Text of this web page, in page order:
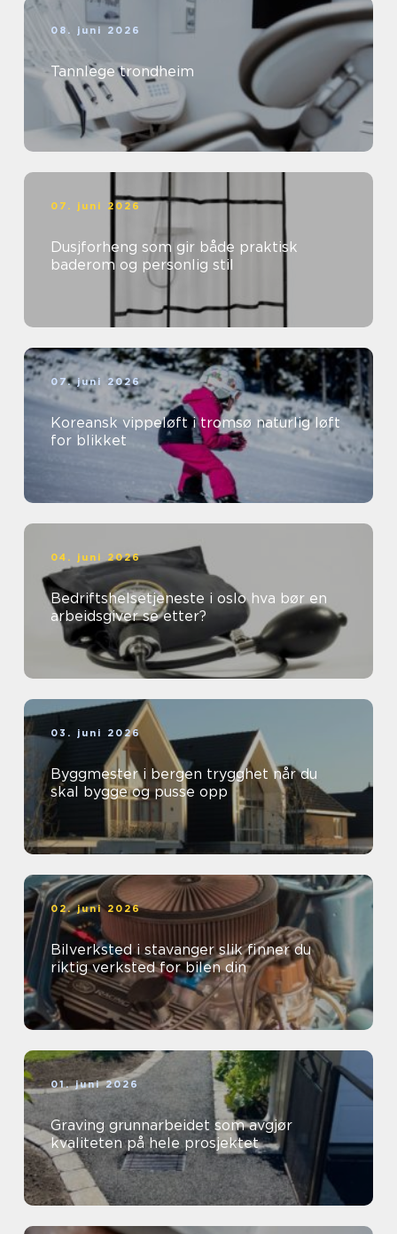
08. juni 2026
Tannlege trondheim
07. juni 2026
Dusjforheng som gir både praktisk
baderom og personlig stil
07. juni 2026
Koreansk vippeløft i tromsø naturlig løft
for blikket
04. juni 2026
Bedriftshelsetjeneste i oslo hva bør en
arbeidsgiver se etter?
03. juni 2026
Byggmester i bergen trygghet når du
skal bygge og pusse opp
02. juni 2026
Bilverksted i stavanger slik finner du
riktig verksted for bilen din
01. juni 2026
Graving grunnarbeidet som avgjør
kvaliteten på hele prosjektet